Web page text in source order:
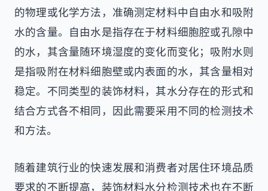
的物理或化学方法，准确测定材料中自由水和吸附
水的含量。自由水是指存在于材料细胞腔或孔隙中
的水，其含量随环境湿度的变化而变化；吸附水则
是指吸附在材料细胞壁或内表面的水，其含量相对
稳定。不同类型的装饰材料，其水分存在的形式和
结合方式各不相同，因此需要采用不同的检测技术
和方法。
随着建筑行业的快速发展和消费者对居住环境品质
要求的不断提高，装饰材料水分检测技术也在不断